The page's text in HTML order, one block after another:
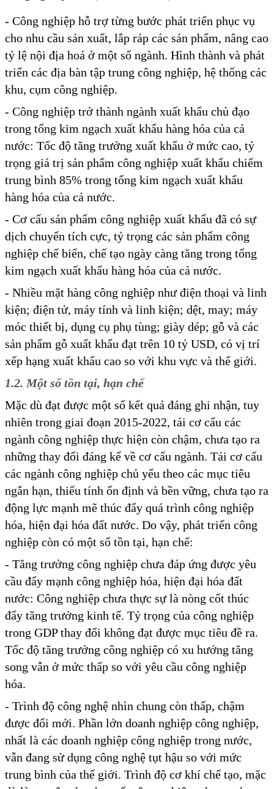
- Công nghiệp hỗ trợ từng bước phát triển phục vụ
cho nhu cầu sản xuất, lắp ráp các sản phẩm, nâng cao
tỷ lệ nội địa hoá ở một số ngành. Hình thành và phát
triển các địa bàn tập trung công nghiệp, hệ thống các
khu, cụm công nghiệp.
- Công nghiệp trở thành ngành xuất khẩu chủ đạo
trong tổng kim ngạch xuất khẩu hàng hóa của cả
nước: Tốc độ tăng trưởng xuất khẩu ở mức cao, tỷ
trọng giá trị sản phẩm công nghiệp xuất khẩu chiếm
trung bình 85% trong tổng kim ngạch xuất khẩu
hàng hóa của cả nước.
- Cơ cấu sản phẩm công nghiệp xuất khẩu đã có sự
dịch chuyển tích cực, tỷ trọng các sản phẩm công
nghiệp chế biến, chế tạo ngày càng tăng trong tổng
kim ngạch xuất khẩu hàng hóa của cả nước.
- Nhiều mặt hàng công nghiệp như điện thoại và linh
kiện; điện tử, máy tính và linh kiện; dệt, may; máy
móc thiết bị, dụng cụ phụ tùng; giày dép; gỗ và các
sản phẩm gỗ xuất khẩu đạt trên 10 tỷ USD, có vị trí
xếp hạng xuất khẩu cao so với khu vực và thế giới.
1.2. Một số tồn tại, hạn chế
Mặc dù đạt được một số kết quả đáng ghi nhận, tuy
nhiên trong giai đoạn 2015-2022, tái cơ cấu các
ngành công nghiệp thực hiện còn chậm, chưa tạo ra
những thay đổi đáng kể về cơ cấu ngành. Tái cơ cấu
các ngành công nghiệp chủ yếu theo các mục tiêu
ngắn hạn, thiếu tính ổn định và bền vững, chưa tạo ra
động lực mạnh mẽ thúc đẩy quá trình công nghiệp
hóa, hiện đại hóa đất nước. Do vậy, phát triển công
nghiệp còn có một số tồn tại, hạn chế:
- Tăng trưởng công nghiệp chưa đáp ứng được yêu
cầu đẩy mạnh công nghiệp hóa, hiện đại hóa đất
nước: Công nghiệp chưa thực sự là nòng cốt thúc
đẩy tăng trưởng kinh tế. Tỷ trọng của công nghiệp
trong GDP thay đổi không đạt được mục tiêu đề ra.
Tốc độ tăng trưởng công nghiệp có xu hướng tăng
song vẫn ở mức thấp so với yêu cầu công nghiệp
hóa.
- Trình độ công nghệ nhìn chung còn thấp, chậm
được đổi mới. Phần lớn doanh nghiệp công nghiệp,
nhất là các doanh nghiệp công nghiệp trong nước,
vẫn đang sử dụng công nghệ tụt hậu so với mức
trung bình của thế giới. Trình độ cơ khí chế tạo, mặc